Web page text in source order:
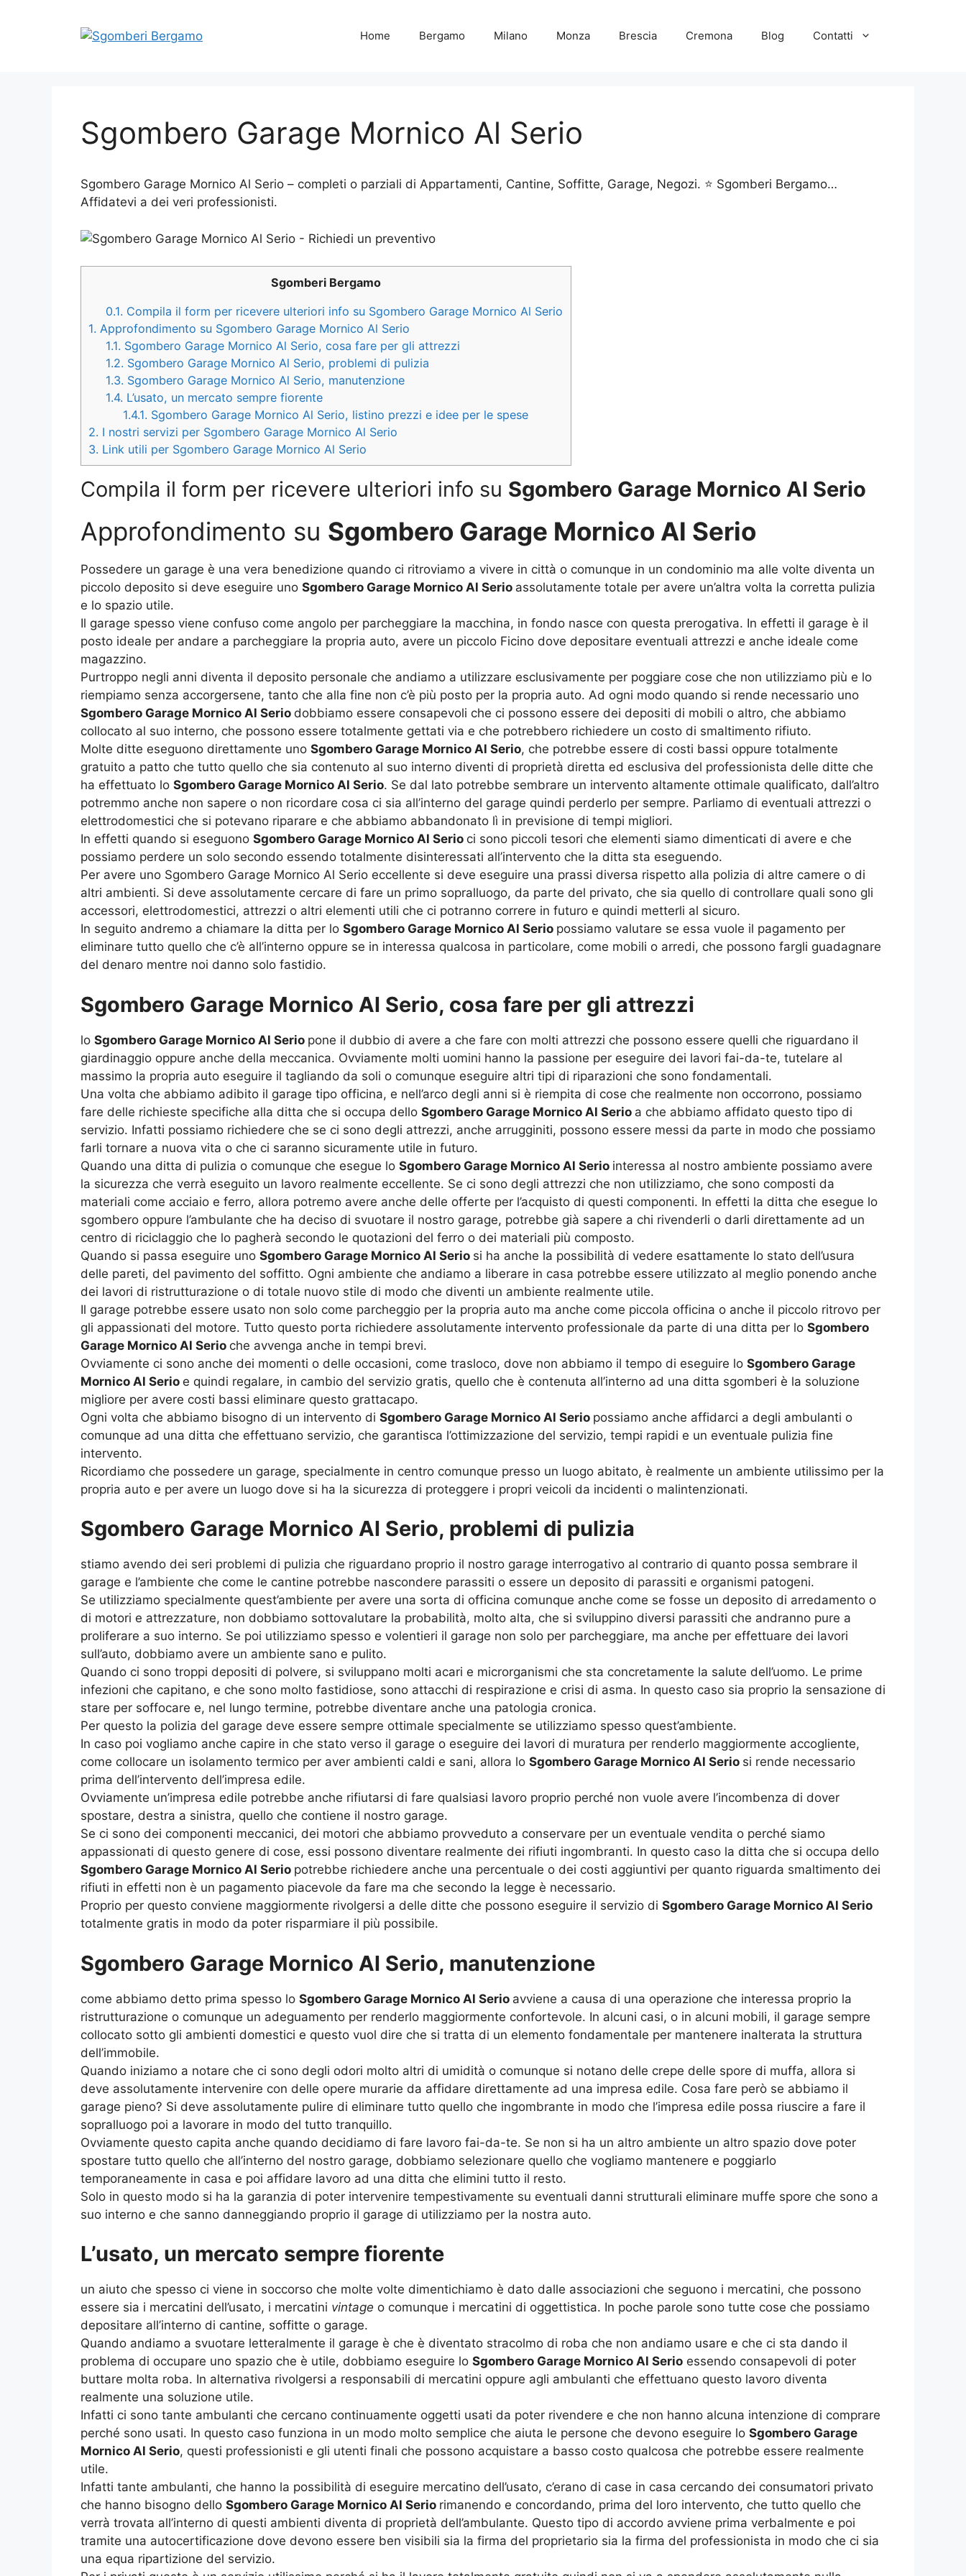
Home Bergamo Milano Monza Brescia Cremona Blog Contatti
Sgombero Garage Mornico Al Serio
Sgombero Garage Mornico Al Serio – completi o parziali di Appartamenti, Cantine, Soffitte, Garage, Negozi. ⭐ Sgomberi Bergamo…
Affidatevi a dei veri professionisti.
Sgomberi Bergamo
0.1. Compila il form per ricevere ulteriori info su Sgombero Garage Mornico Al Serio
1. Approfondimento su Sgombero Garage Mornico Al Serio
1.1. Sgombero Garage Mornico Al Serio, cosa fare per gli attrezzi
1.2. Sgombero Garage Mornico Al Serio, problemi di pulizia
1.3. Sgombero Garage Mornico Al Serio, manutenzione
1.4. L’usato, un mercato sempre fiorente
1.4.1. Sgombero Garage Mornico Al Serio, listino prezzi e idee per le spese
2. I nostri servizi per Sgombero Garage Mornico Al Serio
3. Link utili per Sgombero Garage Mornico Al Serio
Compila il form per ricevere ulteriori info su Sgombero Garage Mornico Al Serio
Approfondimento su Sgombero Garage Mornico Al Serio
Possedere un garage è una vera benedizione quando ci ritroviamo a vivere in città o comunque in un condominio ma alle volte diventa un
piccolo deposito si deve eseguire uno Sgombero Garage Mornico Al Serio assolutamente totale per avere un’altra volta la corretta pulizia
e lo spazio utile.
Il garage spesso viene confuso come angolo per parcheggiare la macchina, in fondo nasce con questa prerogativa. In effetti il garage è il
posto ideale per andare a parcheggiare la propria auto, avere un piccolo Ficino dove depositare eventuali attrezzi e anche ideale come
magazzino.
Purtroppo negli anni diventa il deposito personale che andiamo a utilizzare esclusivamente per poggiare cose che non utilizziamo più e lo
riempiamo senza accorgersene, tanto che alla fine non c’è più posto per la propria auto. Ad ogni modo quando si rende necessario uno
Sgombero Garage Mornico Al Serio dobbiamo essere consapevoli che ci possono essere dei depositi di mobili o altro, che abbiamo
collocato al suo interno, che possono essere totalmente gettati via e che potrebbero richiedere un costo di smaltimento rifiuto.
Molte ditte eseguono direttamente uno Sgombero Garage Mornico Al Serio, che potrebbe essere di costi bassi oppure totalmente
gratuito a patto che tutto quello che sia contenuto al suo interno diventi di proprietà diretta ed esclusiva del professionista delle ditte che
ha effettuato lo Sgombero Garage Mornico Al Serio. Se dal lato potrebbe sembrare un intervento altamente ottimale qualificato, dall’altro
potremmo anche non sapere o non ricordare cosa ci sia all’interno del garage quindi perderlo per sempre. Parliamo di eventuali attrezzi o
elettrodomestici che si potevano riparare e che abbiamo abbandonato lì in previsione di tempi migliori.
In effetti quando si eseguono Sgombero Garage Mornico Al Serio ci sono piccoli tesori che elementi siamo dimenticati di avere e che
possiamo perdere un solo secondo essendo totalmente disinteressati all’intervento che la ditta sta eseguendo.
Per avere uno Sgombero Garage Mornico Al Serio eccellente si deve eseguire una prassi diversa rispetto alla polizia di altre camere o di
altri ambienti. Si deve assolutamente cercare di fare un primo sopralluogo, da parte del privato, che sia quello di controllare quali sono gli
accessori, elettrodomestici, attrezzi o altri elementi utili che ci potranno correre in futuro e quindi metterli al sicuro.
In seguito andremo a chiamare la ditta per lo Sgombero Garage Mornico Al Serio possiamo valutare se essa vuole il pagamento per
eliminare tutto quello che c’è all’interno oppure se in interessa qualcosa in particolare, come mobili o arredi, che possono fargli guadagnare
del denaro mentre noi danno solo fastidio.
Sgombero Garage Mornico Al Serio, cosa fare per gli attrezzi
lo Sgombero Garage Mornico Al Serio pone il dubbio di avere a che fare con molti attrezzi che possono essere quelli che riguardano il
giardinaggio oppure anche della meccanica. Ovviamente molti uomini hanno la passione per eseguire dei lavori fai-da-te, tutelare al
massimo la propria auto eseguire il tagliando da soli o comunque eseguire altri tipi di riparazioni che sono fondamentali.
Una volta che abbiamo adibito il garage tipo officina, e nell’arco degli anni si è riempita di cose che realmente non occorrono, possiamo
fare delle richieste specifiche alla ditta che si occupa dello Sgombero Garage Mornico Al Serio a che abbiamo affidato questo tipo di
servizio. Infatti possiamo richiedere che se ci sono degli attrezzi, anche arrugginiti, possono essere messi da parte in modo che possiamo
farli tornare a nuova vita o che ci saranno sicuramente utile in futuro.
Quando una ditta di pulizia o comunque che esegue lo Sgombero Garage Mornico Al Serio interessa al nostro ambiente possiamo avere
la sicurezza che verrà eseguito un lavoro realmente eccellente. Se ci sono degli attrezzi che non utilizziamo, che sono composti da
materiali come acciaio e ferro, allora potremo avere anche delle offerte per l’acquisto di questi componenti. In effetti la ditta che esegue lo
sgombero oppure l’ambulante che ha deciso di svuotare il nostro garage, potrebbe già sapere a chi rivenderli o darli direttamente ad un
centro di riciclaggio che lo pagherà secondo le quotazioni del ferro o dei materiali più composto.
Quando si passa eseguire uno Sgombero Garage Mornico Al Serio si ha anche la possibilità di vedere esattamente lo stato dell’usura
delle pareti, del pavimento del soffitto. Ogni ambiente che andiamo a liberare in casa potrebbe essere utilizzato al meglio ponendo anche
dei lavori di ristrutturazione o di totale nuovo stile di modo che diventi un ambiente realmente utile.
Il garage potrebbe essere usato non solo come parcheggio per la propria auto ma anche come piccola officina o anche il piccolo ritrovo per
gli appassionati del motore. Tutto questo porta richiedere assolutamente intervento professionale da parte di una ditta per lo Sgombero
Garage Mornico Al Serio che avvenga anche in tempi brevi.
Ovviamente ci sono anche dei momenti o delle occasioni, come trasloco, dove non abbiamo il tempo di eseguire lo Sgombero Garage
Mornico Al Serio e quindi regalare, in cambio del servizio gratis, quello che è contenuta all’interno ad una ditta sgomberi è la soluzione
migliore per avere costi bassi eliminare questo grattacapo.
Ogni volta che abbiamo bisogno di un intervento di Sgombero Garage Mornico Al Serio possiamo anche affidarci a degli ambulanti o
comunque ad una ditta che effettuano servizio, che garantisca l’ottimizzazione del servizio, tempi rapidi e un eventuale pulizia fine
intervento.
Ricordiamo che possedere un garage, specialmente in centro comunque presso un luogo abitato, è realmente un ambiente utilissimo per la
propria auto e per avere un luogo dove si ha la sicurezza di proteggere i propri veicoli da incidenti o malintenzionati.
Sgombero Garage Mornico Al Serio, problemi di pulizia
stiamo avendo dei seri problemi di pulizia che riguardano proprio il nostro garage interrogativo al contrario di quanto possa sembrare il
garage e l’ambiente che come le cantine potrebbe nascondere parassiti o essere un deposito di parassiti e organismi patogeni.
Se utilizziamo specialmente quest’ambiente per avere una sorta di officina comunque anche come se fosse un deposito di arredamento o
di motori e attrezzature, non dobbiamo sottovalutare la probabilità, molto alta, che si sviluppino diversi parassiti che andranno pure a
proliferare a suo interno. Se poi utilizziamo spesso e volentieri il garage non solo per parcheggiare, ma anche per effettuare dei lavori
sull’auto, dobbiamo avere un ambiente sano e pulito.
Quando ci sono troppi depositi di polvere, si sviluppano molti acari e microrganismi che sta concretamente la salute dell’uomo. Le prime
infezioni che capitano, e che sono molto fastidiose, sono attacchi di respirazione e crisi di asma. In questo caso sia proprio la sensazione di
stare per soffocare e, nel lungo termine, potrebbe diventare anche una patologia cronica.
Per questo la polizia del garage deve essere sempre ottimale specialmente se utilizziamo spesso quest’ambiente.
In caso poi vogliamo anche capire in che stato verso il garage o eseguire dei lavori di muratura per renderlo maggiormente accogliente,
come collocare un isolamento termico per aver ambienti caldi e sani, allora lo Sgombero Garage Mornico Al Serio si rende necessario
prima dell’intervento dell’impresa edile.
Ovviamente un’impresa edile potrebbe anche rifiutarsi di fare qualsiasi lavoro proprio perché non vuole avere l’incombenza di dover
spostare, destra a sinistra, quello che contiene il nostro garage.
Se ci sono dei componenti meccanici, dei motori che abbiamo provveduto a conservare per un eventuale vendita o perché siamo
appassionati di questo genere di cose, essi possono diventare realmente dei rifiuti ingombranti. In questo caso la ditta che si occupa dello
Sgombero Garage Mornico Al Serio potrebbe richiedere anche una percentuale o dei costi aggiuntivi per quanto riguarda smaltimento dei
rifiuti in effetti non è un pagamento piacevole da fare ma che secondo la legge è necessario.
Proprio per questo conviene maggiormente rivolgersi a delle ditte che possono eseguire il servizio di Sgombero Garage Mornico Al Serio
totalmente gratis in modo da poter risparmiare il più possibile.
Sgombero Garage Mornico Al Serio, manutenzione
come abbiamo detto prima spesso lo Sgombero Garage Mornico Al Serio avviene a causa di una operazione che interessa proprio la
ristrutturazione o comunque un adeguamento per renderlo maggiormente confortevole. In alcuni casi, o in alcuni mobili, il garage sempre
collocato sotto gli ambienti domestici e questo vuol dire che si tratta di un elemento fondamentale per mantenere inalterata la struttura
dell’immobile.
Quando iniziamo a notare che ci sono degli odori molto altri di umidità o comunque si notano delle crepe delle spore di muffa, allora si
deve assolutamente intervenire con delle opere murarie da affidare direttamente ad una impresa edile. Cosa fare però se abbiamo il
garage pieno? Si deve assolutamente pulire di eliminare tutto quello che ingombrante in modo che l’impresa edile possa riuscire a fare il
sopralluogo poi a lavorare in modo del tutto tranquillo.
Ovviamente questo capita anche quando decidiamo di fare lavoro fai-da-te. Se non si ha un altro ambiente un altro spazio dove poter
spostare tutto quello che all’interno del nostro garage, dobbiamo selezionare quello che vogliamo mantenere e poggiarlo
temporaneamente in casa e poi affidare lavoro ad una ditta che elimini tutto il resto.
Solo in questo modo si ha la garanzia di poter intervenire tempestivamente su eventuali danni strutturali eliminare muffe spore che sono a
suo interno e che sanno danneggiando proprio il garage di utilizziamo per la nostra auto.
L’usato, un mercato sempre fiorente
un aiuto che spesso ci viene in soccorso che molte volte dimentichiamo è dato dalle associazioni che seguono i mercatini, che possono
essere sia i mercatini dell’usato, i mercatini vintage o comunque i mercatini di oggettistica. In poche parole sono tutte cose che possiamo
depositare all’interno di cantine, soffitte o garage.
Quando andiamo a svuotare letteralmente il garage è che è diventato stracolmo di roba che non andiamo usare e che ci sta dando il
problema di occupare uno spazio che è utile, dobbiamo eseguire lo Sgombero Garage Mornico Al Serio essendo consapevoli di poter
buttare molta roba. In alternativa rivolgersi a responsabili di mercatini oppure agli ambulanti che effettuano questo lavoro diventa
realmente una soluzione utile.
Infatti ci sono tante ambulanti che cercano continuamente oggetti usati da poter rivendere e che non hanno alcuna intenzione di comprare
perché sono usati. In questo caso funziona in un modo molto semplice che aiuta le persone che devono eseguire lo Sgombero Garage
Mornico Al Serio, questi professionisti e gli utenti finali che possono acquistare a basso costo qualcosa che potrebbe essere realmente
utile.
Infatti tante ambulanti, che hanno la possibilità di eseguire mercatino dell’usato, c’erano di case in casa cercando dei consumatori privato
che hanno bisogno dello Sgombero Garage Mornico Al Serio rimanendo e concordando, prima del loro intervento, che tutto quello che
verrà trovata all’interno di questi ambienti diventa di proprietà dell’ambulante. Questo tipo di accordo avviene prima verbalmente e poi
tramite una autocertificazione dove devono essere ben visibili sia la firma del proprietario sia la firma del professionista in modo che ci sia
una equa ripartizione del servizio.